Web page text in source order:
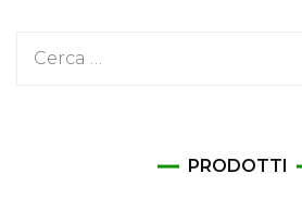
Ricerca
PRODOTTI